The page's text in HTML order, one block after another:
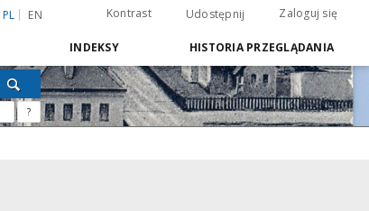
PL EN Kontrast Udostępnij Zaloguj się
INDEKSY HISTORIA PRZEGLĄDANIA
?